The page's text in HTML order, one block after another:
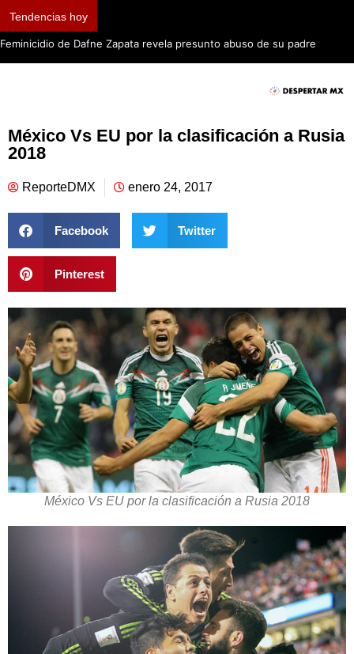
Tendencias hoy
Feminicidio de Dafne Zapata revela presunto abuso de su padre
México Vs EU por la clasificación a Rusia
2018
ReporteDMX enero 24, 2017
Facebook Twitter
Pinterest
México Vs EU por la clasificación a Rusia 2018